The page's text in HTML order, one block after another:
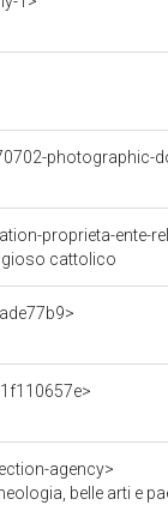
photographic-
proprieta-ente-
cattolico
agency>
belle arti e